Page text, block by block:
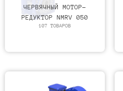
ЧЕРВЯЧНЫЙ МОТОР-
РЕДУКТОР NMRV 050
107 ТОВАРОВ